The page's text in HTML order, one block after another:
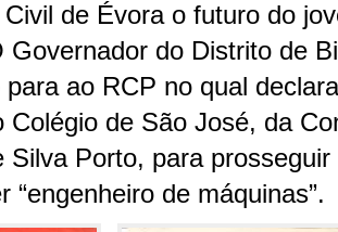
de Évora o futuro do
Governador do Distrito de
para ao RCP no qual
Colégio de São José, da
Silva Porto, para
“engenheiro de máquinas”.